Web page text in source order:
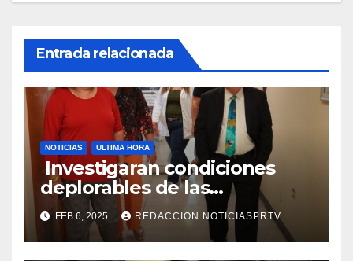
Entrada relacionada
NOTICIAS ULTIMA HORA
Investigaran condiciones
deplorables de las
facilidades el Departamento
de la Salud en Mayagüez
FEB 6, 2025 REDACCION NOTICIASPRTV